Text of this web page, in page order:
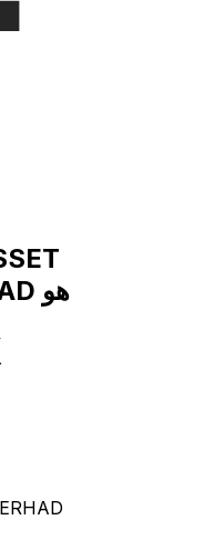
MANAGEMENT BERHAD هو